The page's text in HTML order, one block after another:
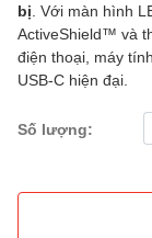
bị . Với màn hình
ActiveShield™ và
điện thoại, máy
USB-C hiện đại.
Số lượng: